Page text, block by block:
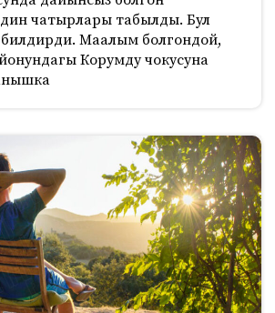
чатырлары табылды. Бул
Маалым болгондой,
Корумду чокусуна